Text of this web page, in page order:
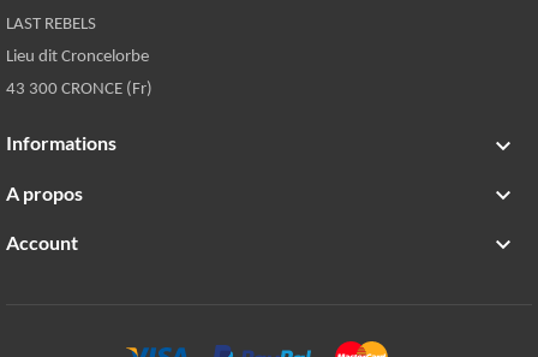
LAST REBELS
Lieu dit Croncelorbe
43 300 CRONCE (Fr)
Informations 
A propos 
Account 